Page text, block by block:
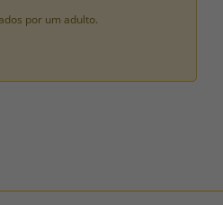
por um adulto.